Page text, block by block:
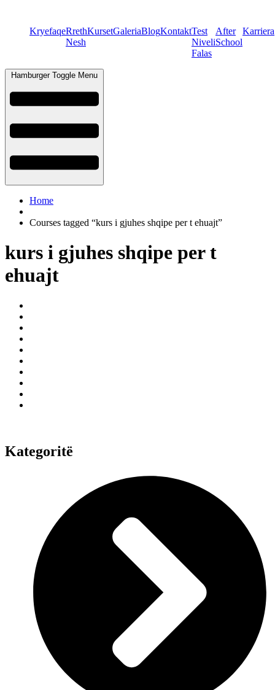
KryefaqeRreth
Nesh
KursetGaleriaBlogKontaktTest
Niveli
Falas
After
School
Karriera
Hamburger Toggle Menu
Home
Courses tagged “kurs i gjuhes shqipe per t ehuajt”
kurs i gjuhes shqipe per t
ehuajt
Kategoritë